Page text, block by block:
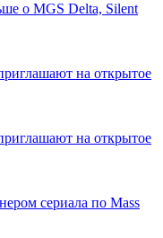
о MGS Delta, Silent
на открытое
на открытое
сериала по Mass